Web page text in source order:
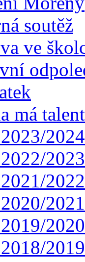
soutěž
ve
má talent
2024
2023
2022
2021
2020
2019